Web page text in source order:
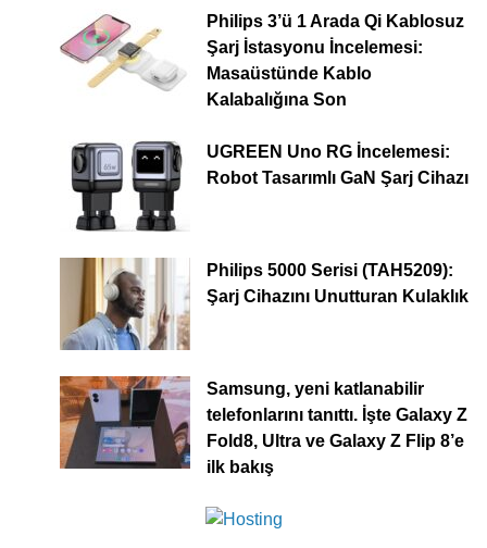
Philips 3’ü 1 Arada Qi Kablosuz
Şarj İstasyonu İncelemesi:
Masaüstünde Kablo
Kalabalığına Son
UGREEN Uno RG İncelemesi:
Robot Tasarımlı GaN Şarj Cihazı
Philips 5000 Serisi (TAH5209):
Şarj Cihazını Unutturan Kulaklık
Samsung, yeni katlanabilir
telefonlarını tanıttı. İşte Galaxy Z
Fold8, Ultra ve Galaxy Z Flip 8’e
ilk bakış